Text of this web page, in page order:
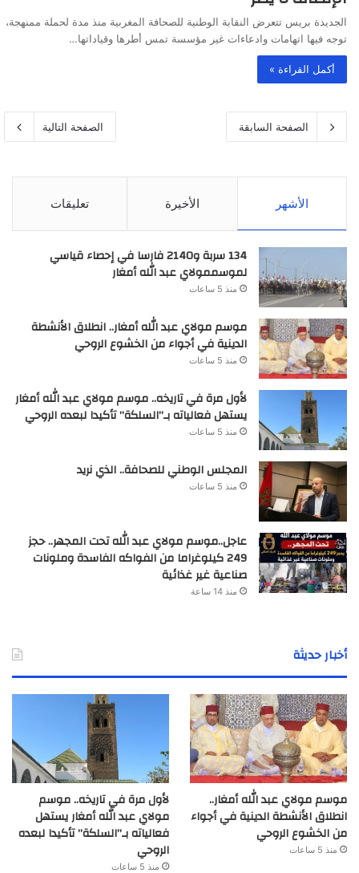
الجديدة بريس تتعرض النقابة الوطنية للصحافة المغربية منذ مدة لحملة ممنهجة،
توجه فيها اتهامات وادعاءات غير مؤسسة تمس أطرها وقياداتها…
أكمل القراءة »
الصفحة السابقة الصفحة التالية
الأشهر الأخيرة تعليقات
134 سربة و2140 فارسا في إحصاء قياسي
لموسممولاي عبد الله أمغار
منذ 5 ساعات
موسم مولاي عبد الله أمغار.. انطلاق الأنشطة
الدينية في أجواء من الخشوع الروحي
منذ 5 ساعات
لأول مرة في تاريخه.. موسم مولاي عبد الله أمغار
يستهل فعالياته بـ”السلكة” تأكيدا لبعده الروحي
منذ 5 ساعات
المجلس الوطني للصحافة.. الذي نريد
منذ 5 ساعات
عاجل..موسم مولاي عبد الله تحت المجهر.. حجز
249 كيلوغراما من الفواكه الفاسدة وملونات
صناعية غير غذائية
منذ 14 ساعة
أخبار حديثة
موسم مولاي عبد الله أمغار..
انطلاق الأنشطة الدينية في أجواء
من الخشوع الروحي
منذ 5 ساعات
لأول مرة في تاريخه.. موسم
مولاي عبد الله أمغار يستهل
فعالياته بـ”السلكة” تأكيدا لبعده
الروحي
منذ 5 ساعات